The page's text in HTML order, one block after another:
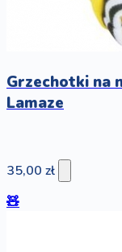
Grzechotki na
Lamaze
35,00 zł
🧸